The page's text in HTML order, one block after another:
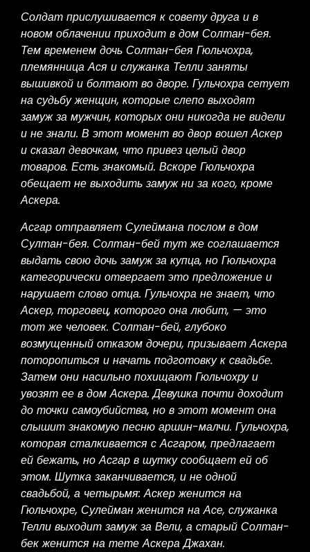
Солдат прислушивается к совету друга и в
новом облачении приходит в дом Солтан-бея.
Тем временем дочь Солтан-бея Гюльчохра,
племянница Ася и служанка Телли заняты
вышивкой и болтают во дворе. Гульчохра сетует
на судьбу женщин, которые слепо выходят
замуж за мужчин, которых они никогда не видели
и не знали. В этот момент во двор вошел Аскер
и сказал девочкам, что привез целый двор
товаров. Есть знакомый. Вскоре Гюльчохра
обещает не выходить замуж ни за кого, кроме
Аскера.
Асгар отправляет Сулеймана послом в дом
Султан-бея. Солтан-бей тут же соглашается
выдать свою дочь замуж за купца, но Гюльчохра
категорически отвергает это предложение и
нарушает слово отца. Гульчохра не знает, что
Аскер, торговец, которого она любит, — это
тот же человек. Солтан-бей, глубоко
возмущенный отказом дочери, призывает Аскера
поторопиться и начать подготовку к свадьбе.
Затем они насильно похищают Гюльчохру и
увозят ее в дом Аскера. Девушка почти доходит
до точки самоубийства, но в этот момент она
слышит знакомую песню аршин-малчи. Гульчохра,
которая сталкивается с Асгаром, предлагает
ей бежать, но Асгар в шутку сообщает ей об
этом. Шутка заканчивается, и не одной
свадьбой, а четырьмя: Аскер женится на
Гюльчохре, Сулейман женится на Асе, служанка
Телли выходит замуж за Вели, а старый Солтан-
бек женится на тете Аскера Джахан.